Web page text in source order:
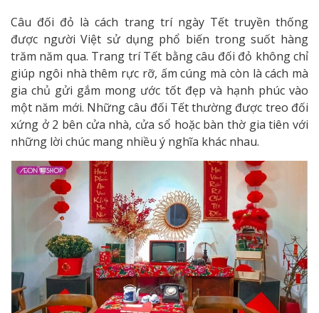
Câu đối đỏ là cách trang trí ngày Tết truyền thống
được người Việt sử dụng phổ biến trong suốt hàng
trăm năm qua. Trang trí Tết bằng câu đối đỏ không chỉ
giúp ngôi nhà thêm rực rỡ, ấm cúng mà còn là cách mà
gia chủ gửi gắm mong ước tốt đẹp và hạnh phúc vào
một năm mới. Những câu đối Tết thường được treo đối
xứng ở 2 bên cửa nhà, cửa sổ hoặc bàn thờ gia tiên với
những lời chúc mang nhiều ý nghĩa khác nhau.